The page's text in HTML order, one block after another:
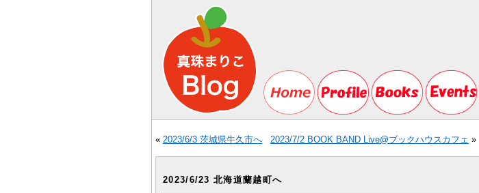
« 2023/6/3 茨城県牛久市へ 2023/7/2 BOOK BAND Live@ブックハウスカフェ »
2023/6/23 北海道蘭越町へ